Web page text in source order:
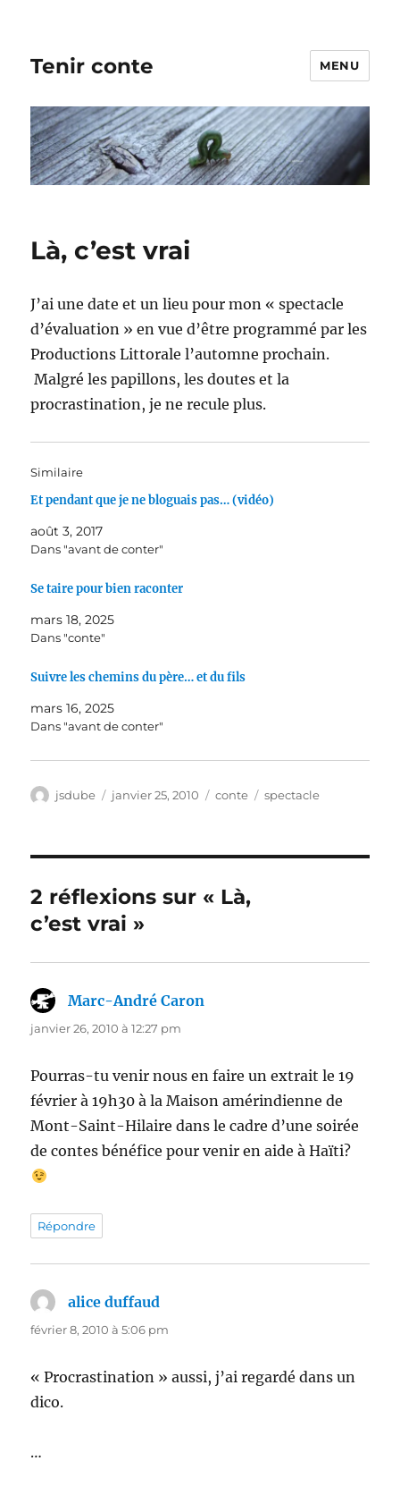
Tenir conte MENU
Là, c’est vrai
J’ai une date et un lieu pour mon « spectacle
d’évaluation » en vue d’être programmé par les
Productions Littorale l’automne prochain.
Malgré les papillons, les doutes et la
procrastination, je ne recule plus.
Similaire
Et pendant que je ne bloguais pas… (vidéo)
août 3, 2017
Dans "avant de conter"
Se taire pour bien raconter
mars 18, 2025
Dans "conte"
Suivre les chemins du père… et du fils
mars 16, 2025
Dans "avant de conter"
Auteur
jsdube
Publié
janvier 25, 2010 Catégories
conte Étiquettes
spectacle
2 réflexions sur « Là,
c’est vrai »
Marc-André Caron
janvier 26, 2010 à 12:27 pm
Pourras-tu venir nous en faire un extrait le 19
février à 19h30 à la Maison amérindienne de
Mont-Saint-Hilaire dans le cadre d’une soirée
de contes bénéfice pour venir en aide à Haïti?
Répondre
alice duffaud
février 8, 2010 à 5:06 pm
« Procrastination » aussi, j’ai regardé dans un
dico.
…